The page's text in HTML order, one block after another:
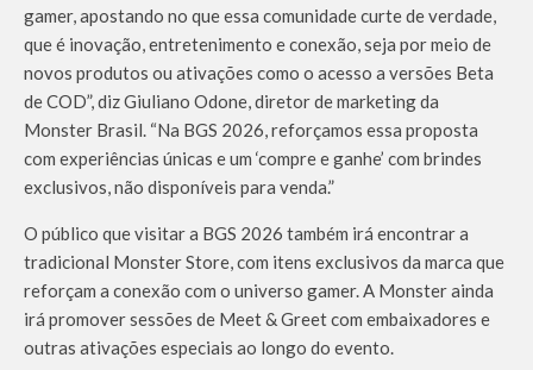
gamer, apostando no que essa comunidade curte de verdade,
que é inovação, entretenimento e conexão, seja por meio de
novos produtos ou ativações como o acesso a versões Beta
de COD”, diz Giuliano Odone, diretor de marketing da
Monster Brasil. “Na BGS 2026, reforçamos essa proposta
com experiências únicas e um ‘compre e ganhe’ com brindes
exclusivos, não disponíveis para venda.”
O público que visitar a BGS 2026 também irá encontrar a
tradicional Monster Store, com itens exclusivos da marca que
reforçam a conexão com o universo gamer. A Monster ainda
irá promover sessões de Meet & Greet com embaixadores e
outras ativações especiais ao longo do evento.